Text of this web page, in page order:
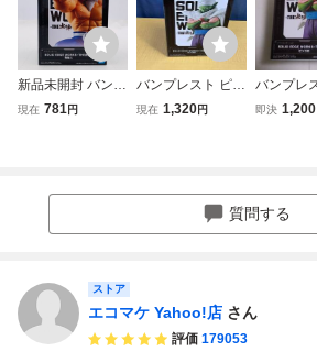
新品未開封 バンプ
レスト SOLID ED
現在 781円
バンプレスト ピッ
コロ ドラゴンボー
現在 1,320円
バンプレ
ゴンボー
即決 1,200
質問する
ストア
エコマケ Yahoo!店 さん
評価 179053